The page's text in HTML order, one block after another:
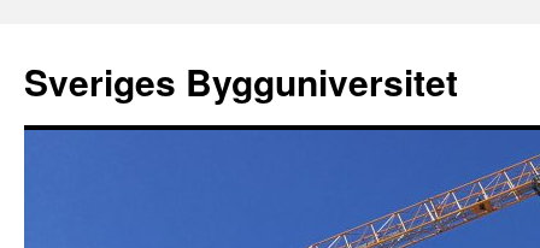
innehåll
Sveriges Bygguniversitet